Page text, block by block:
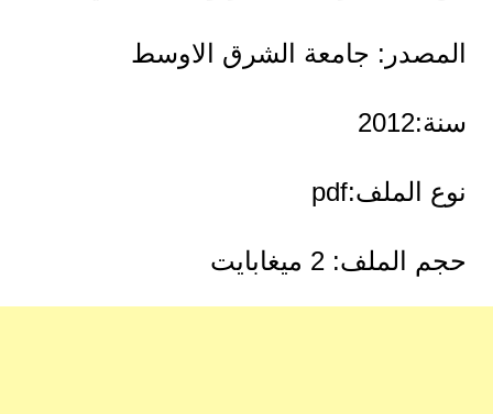
المصدر: جامعة الشرق الاوسط
سنة:2012
نوع الملف:pdf
حجم الملف: 2 ميغابايت